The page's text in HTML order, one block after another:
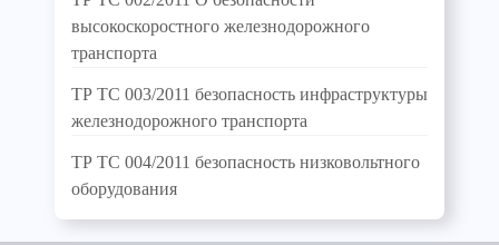
высокоскоростного железнодорожного
транспорта
ТР ТС 003/2011 безопасность инфраструктуры
железнодорожного транспорта
ТР ТС 004/2011 безопасность низковольтного
оборудования